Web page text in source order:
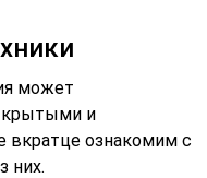
может
и
вкратце ознакомим с
них.